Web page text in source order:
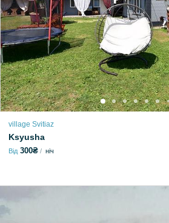
village Svitiaz
Ksyusha
Від 300₴ ніч